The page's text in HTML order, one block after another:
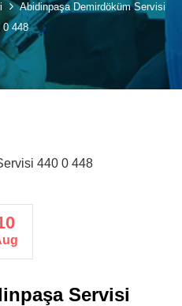
Abidinpaşa Demirdöküm Servisi
0 448
Servisi